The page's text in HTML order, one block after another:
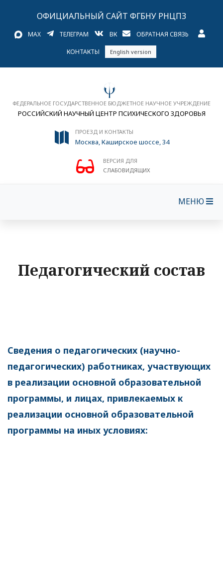
ОФИЦИАЛЬНЫЙ САЙТ ФГБНУ РНЦПЗ
MAX ТЕЛЕГРАМ ВК ОБРАТНАЯ СВЯЗЬ
КОНТАКТЫ English version
ФЕДЕРАЛЬНОЕ ГОСУДАРСТВЕННОЕ БЮДЖЕТНОЕ НАУЧНОЕ УЧРЕЖДЕНИЕ
РОССИЙСКИЙ НАУЧНЫЙ ЦЕНТР ПСИХИЧЕСКОГО ЗДОРОВЬЯ
ПРОЕЗД И КОНТАКТЫ
Москва, Каширское шоссе, 34
ВЕРСИЯ ДЛЯ
СЛАБОВИДЯЩИХ
МЕНЮ
Педагогический состав
Сведения о педагогических (научно-
педагогических) работниках, участвующих
в реализации основной образовательной
программы, и лицах, привлекаемых к
реализации основной образовательной
программы на иных условиях: